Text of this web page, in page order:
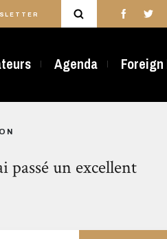
Agenda
passé un excellent